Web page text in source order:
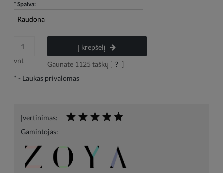
* Spalva:
vnt
Į krepšelį
Gaunate 1125 taškų [ ? ]
* - Laukas privalomas
Įvertinimas:
Gamintojas: